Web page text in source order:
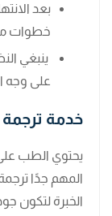
بعد
خطوات
ينبغي
على
خدمة ترجمة
يحتوي الطب
المهم جدًا
الخبرة لتكون